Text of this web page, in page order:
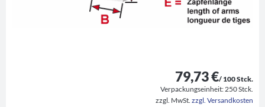
79,73 €/ 100 Stck.
Verpackungseinheit: 250 Stck.
zzgl. MwSt. zzgl. Versandkosten